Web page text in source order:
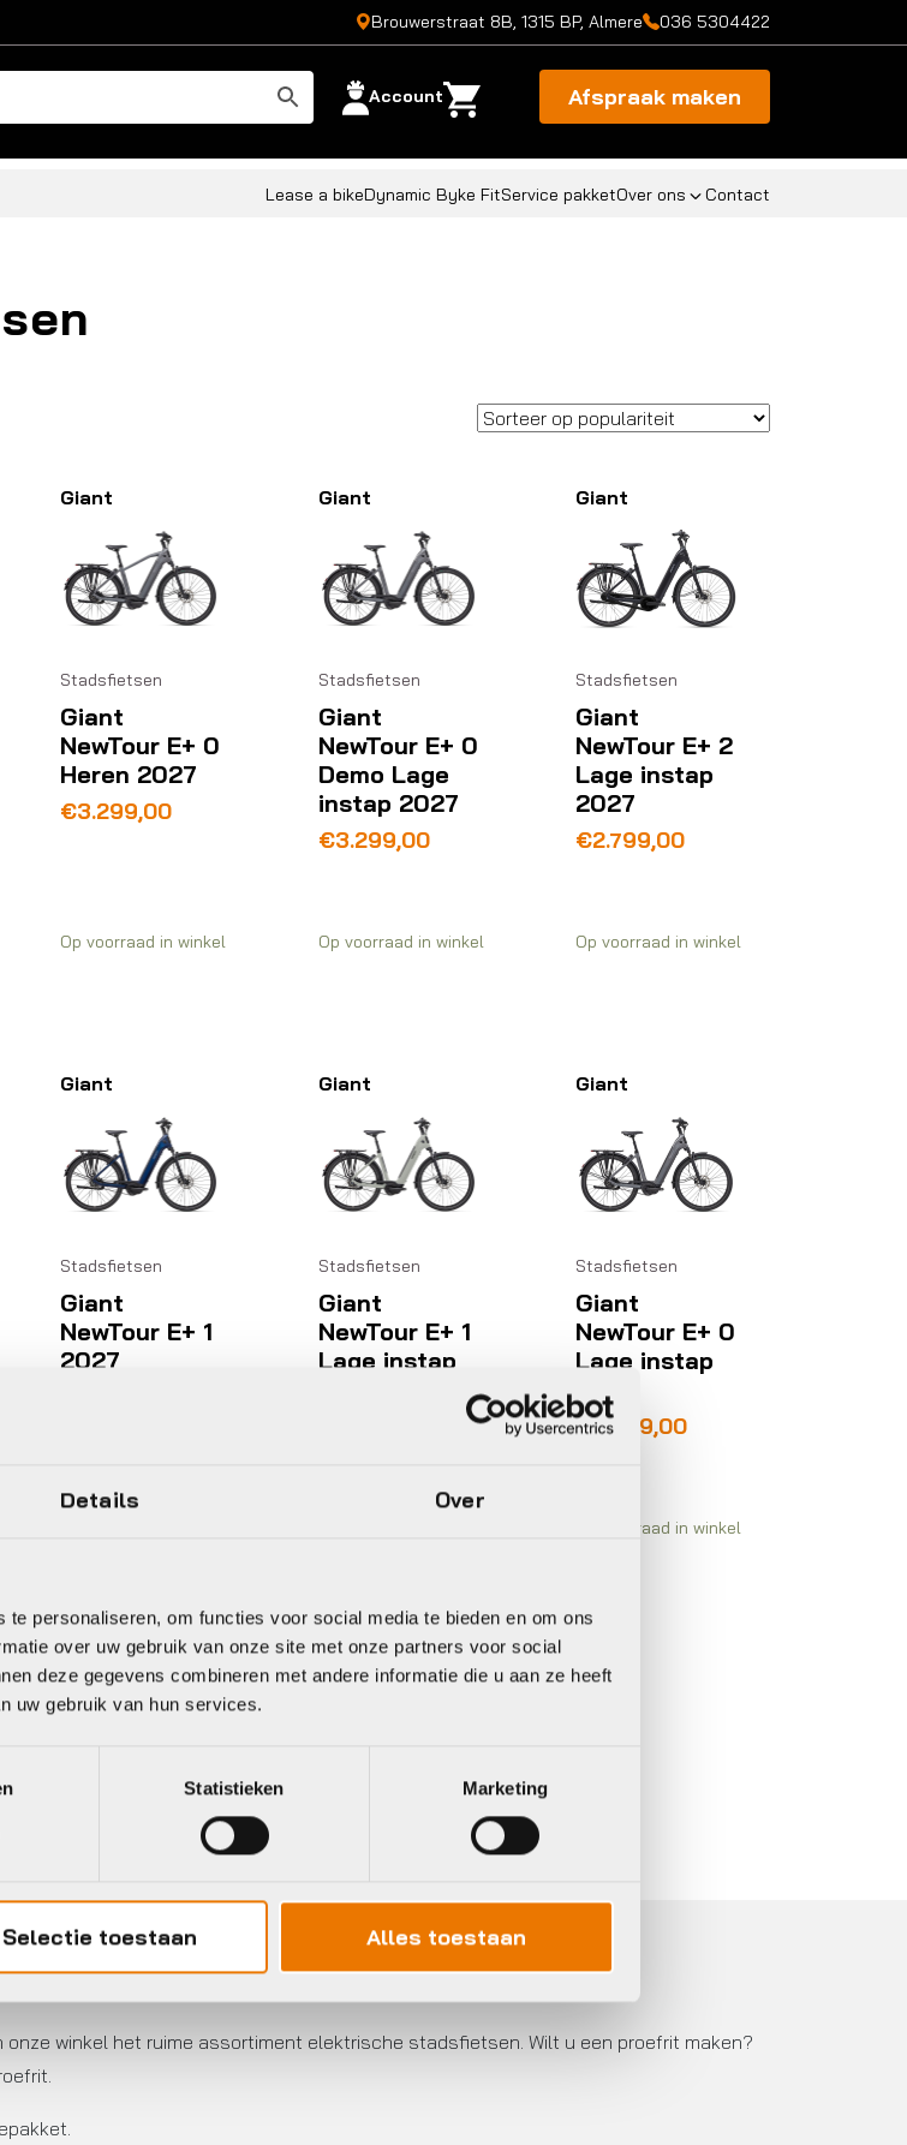
Details Over
personaliseren, om functies voor social media te bieden en om ons
over uw gebruik van onze site met onze partners voor social
deze gegevens combineren met andere informatie die u aan ze heeft
uw gebruik van hun services.
Statistieken Marketing
Selectie toestaan Alles toestaan
Brouwerstraat 8B, 1315 BP, Almere 036 5304422
Account Afspraak maken
Lease a bikeDynamic Byke FitService pakketOver ons Contact
Giant
Stadsfietsen
Giant
NewTour E+ 0
Heren 2027
€3.299,00
Op voorraad in winkel
Giant
Stadsfietsen
Giant
NewTour E+ 0
Demo Lage
instap 2027
€3.299,00
Op voorraad in winkel
Giant
Stadsfietsen
Giant
NewTour E+ 2
Lage instap
2027
€2.799,00
Op voorraad in winkel
Giant
Stadsfietsen
Giant
NewTour E+ 1
2027
Giant
Stadsfietsen
Giant
NewTour E+ 1
Lage instap
Giant
Stadsfietsen
Giant
NewTour E+ 0
Lage instap
2027
€3.299,00
Op voorraad in winkel
vanaf €50 In 3 keer betalen,0%
winkel het ruime assortiment elektrische stadsfietsen. Wilt u een proefrit maken?